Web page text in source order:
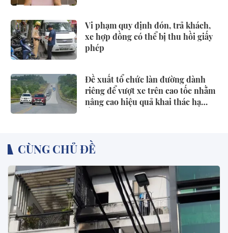
Vi phạm quy định đón, trả khách,
xe hợp đồng có thể bị thu hồi giấy
phép
Đề xuất tổ chức làn đường dành
riêng để vượt xe trên cao tốc nhằm
nâng cao hiệu quả khai thác hạ
CÙNG CHỦ ĐỀ